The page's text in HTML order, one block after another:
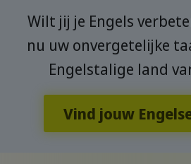
Wilt jij je Engels
nu uw onvergetelijke
Engelstalige land
Vind jouw